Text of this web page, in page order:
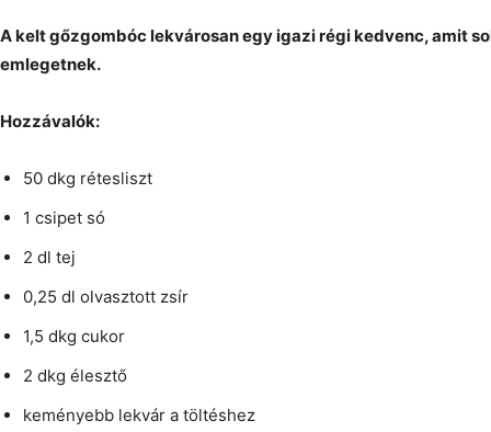
A kelt gőzgombóc lekvárosan egy igazi régi kedvenc, amit
emlegetnek.
Hozzávalók:
50 dkg rétesliszt
1 csipet só
2 dl tej
0,25 dl olvasztott zsír
1,5 dkg cukor
2 dkg élesztő
keményebb lekvár a töltéshez